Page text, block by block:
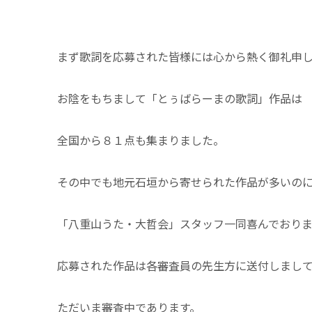
まず歌詞を応募された皆様には心から熱く御礼申し
お陰をもちまして「とぅばらーまの歌詞」作品は
全国から８１点も集まりました。
その中でも地元石垣から寄せられた作品が多いのに
「八重山うた・大哲会」スタッフ一同喜んでおりま
応募された作品は各審査員の先生方に送付しまして
ただいま審査中であります。